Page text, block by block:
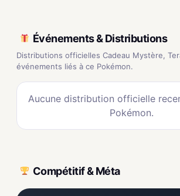
Événements & Distributions
Distributions officielles Cadeau Mystère,
événements liés à ce Pokémon.
Aucune distribution officielle
Pokémon.
Compétitif & Méta